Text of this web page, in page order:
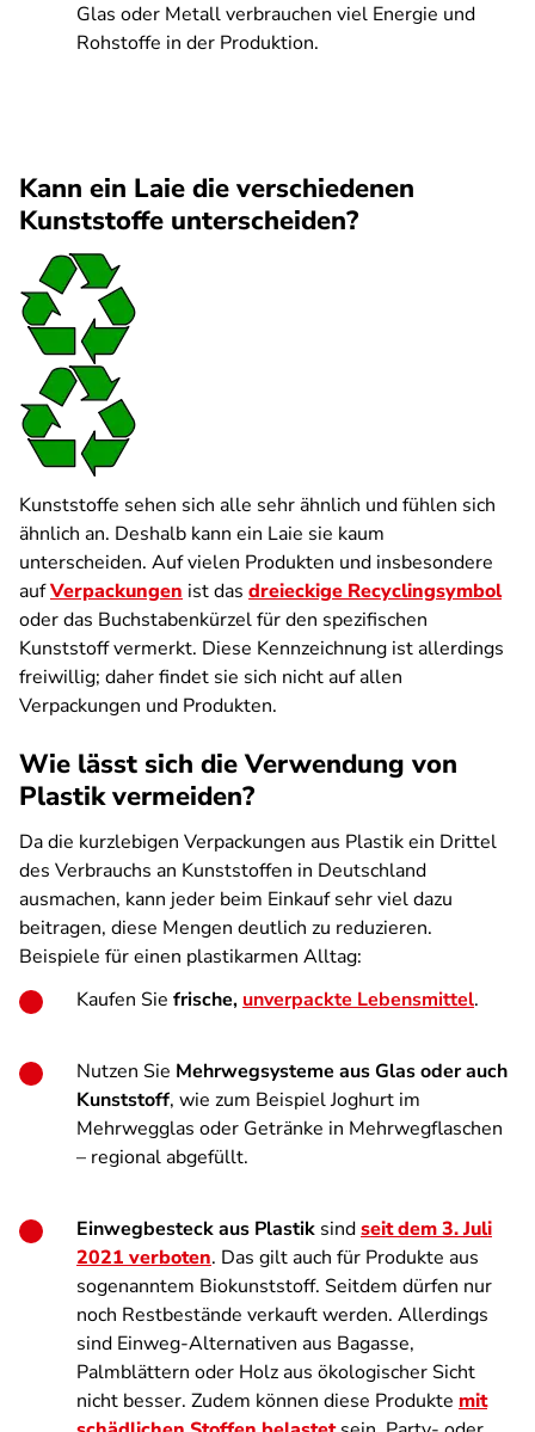
Glas oder Metall verbrauchen viel Energie und
Rohstoffe in der Produktion.
Kann ein Laie die verschiedenen
Kunststoffe unterscheiden?
Kunststoffe sehen sich alle sehr ähnlich und fühlen sich
ähnlich an. Deshalb kann ein Laie sie kaum
unterscheiden. Auf vielen Produkten und insbesondere
aufVerpackungen ist das dreieckige Recyclingsymbol
oder das Buchstabenkürzel für den spezifischen
Kunststoff vermerkt. Diese Kennzeichnung ist allerdings
freiwillig; daher findet sie sich nicht auf allen
Verpackungen und Produkten.
Wie lässt sich die Verwendung von
Plastik vermeiden?
Da die kurzlebigen Verpackungen aus Plastik ein Drittel
des Verbrauchs an Kunststoffen in Deutschland
ausmachen, kann jeder beim Einkauf sehr viel dazu
beitragen, diese Mengen deutlich zu reduzieren.
Beispiele für einen plastikarmen Alltag:
Kaufen Sie frische, unverpackte Lebensmittel.
Nutzen Sie Mehrwegsysteme aus Glas oder auch
Kunststoff, wie zum Beispiel Joghurt im
Mehrwegglas oder Getränke in Mehrwegflaschen
– regional abgefüllt.
Einwegbesteck aus Plastik sindseit dem 3. Juli
2021 verboten. Das gilt auch für Produkte aus
sogenanntem Biokunststoff. Seitdem dürfen nur
noch Restbestände verkauft werden. Allerdings
sind Einweg-Alternativen aus Bagasse,
Palmblättern oder Holz aus ökologischer Sicht
nicht besser. Zudem können diese Produkte mit